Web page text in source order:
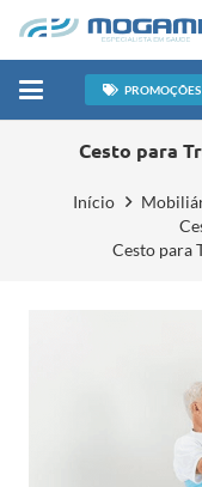
PROMOÇÕES
Cesto para
Início
Cesto para